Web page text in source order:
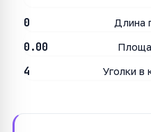
0 Длина
0.00
4 Уголки в